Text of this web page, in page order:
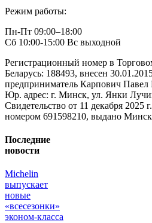
Режим работы:
Пн-Пт 09:00–18:00
Сб 10:00-15:00 Вс выходной
Регистрационный номер в
Беларусь: 188493, внесен
предприниматель Карпович
Юр. адрес: г. Минск, ул. Янки
Свидетельство от 11 декабря 2025
номером 691598210, выдано
Последние
новости
Michelin
выпускает
новые
«всесезонки»
эконом-класса